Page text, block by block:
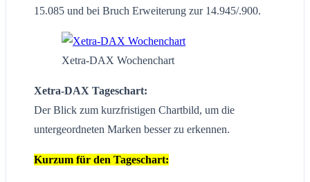
15.085 und bei Bruch Erweiterung zur 14.945/.900.
Xetra-DAX Wochenchart
Xetra-DAX Tageschart:
Der Blick zum kurzfristigen Chartbild, um die
untergeordneten Marken besser zu erkennen.
Kurzum für den Tageschart: